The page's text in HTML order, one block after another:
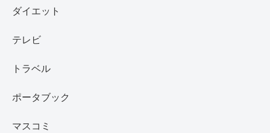
ダイエット
テレビ
トラベル
ポータブック
マスコミ